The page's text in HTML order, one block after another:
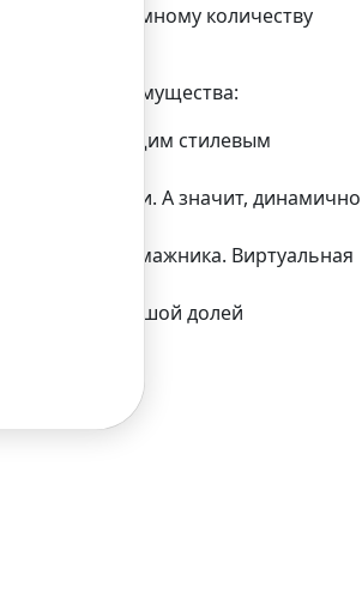
к огромному количеству
преимущества:
с общим стилевым
жизни. А значит, динамично
кармашке бумажника. Виртуальная
– с большой долей